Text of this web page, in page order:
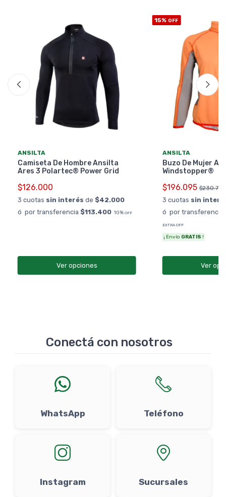
ANSILTA
Camiseta De Hombre Ansilta
Ares 3 Polartec® Power Grid
$126.000
3 cuotas sin interés de $42.000
ó por transferencia $113.400 10% OFF
Ver opciones
15% OFF
ANSILTA
Buzo De Mujer
Windstopper®
$196.095 $230.700
3 cuotas sin
ó por transferencia
EXTRA OFF
¡ Envío GRATIS !
Ver
Conectá con nosotros
WhatsApp Teléfono
Instagram Sucursales